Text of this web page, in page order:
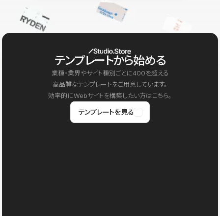
テンプレートから始める
業種・業界やサイト種別ごとに400を超える
高品質なテンプレートをご用意しています。
効率的にWebサイトを構築したい方はこちら。
テンプレートを見る